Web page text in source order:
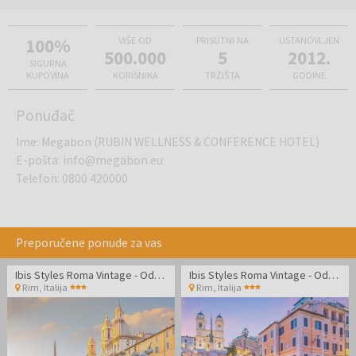
100%
SIGURNA
KUPOVINA
VIŠE OD
500.000
KORISNIKA
PRISUTNI NA
5
TRŽIŠTA
USTANOVLJEN
2012.
GODINE
Ponuđač
Ime: Megabon (RUBIN WELLNESS & CONFERENCE HOTEL)
E-pošta: info@megabon.eu
Telefon: 0800 420000
Preporučene ponude za vas
Ibis Styles Roma Vintage - Odmor u Rimu
Rim Italija
Ibis Styles Roma Vintage - Odmor u Rimu
Rim Italija